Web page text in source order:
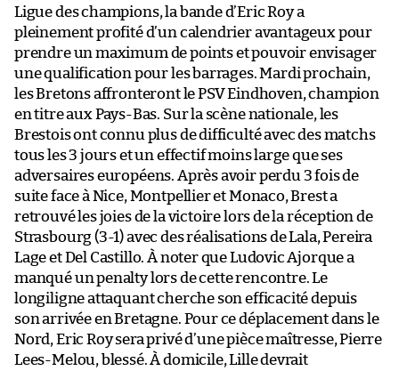
Ligue des champions, la bande d’Eric Roy a
pleinement profité d’un calendrier avantageux pour
prendre un maximum de points et pouvoir envisager
une qualification pour les barrages. Mardi prochain,
les Bretons affronteront le PSV Eindhoven, champion
en titre aux Pays-Bas. Sur la scène nationale, les
Brestois ont connu plus de difficulté avec des matchs
tous les 3 jours et un effectif moins large que ses
adversaires européens. Après avoir perdu 3 fois de
suite face à Nice, Montpellier et Monaco, Brest a
retrouvé les joies de la victoire lors de la réception de
Strasbourg (3-1) avec des réalisations de Lala, Pereira
Lage et Del Castillo. À noter que Ludovic Ajorque a
manqué un penalty lors de cette rencontre. Le
longiligne attaquant cherche son efficacité depuis
son arrivée en Bretagne. Pour ce déplacement dans le
Nord, Eric Roy sera privé d’une pièce maîtresse, Pierre
Lees-Melou, blessé. À domicile, Lille devrait